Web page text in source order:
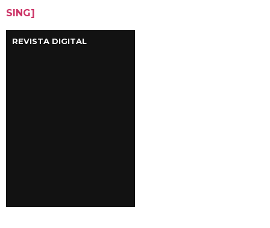
SING]
REVISTA DIGITAL